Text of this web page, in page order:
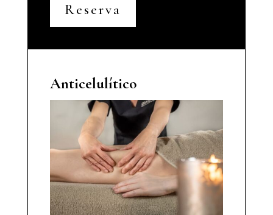
Reserva
Anticelulítico